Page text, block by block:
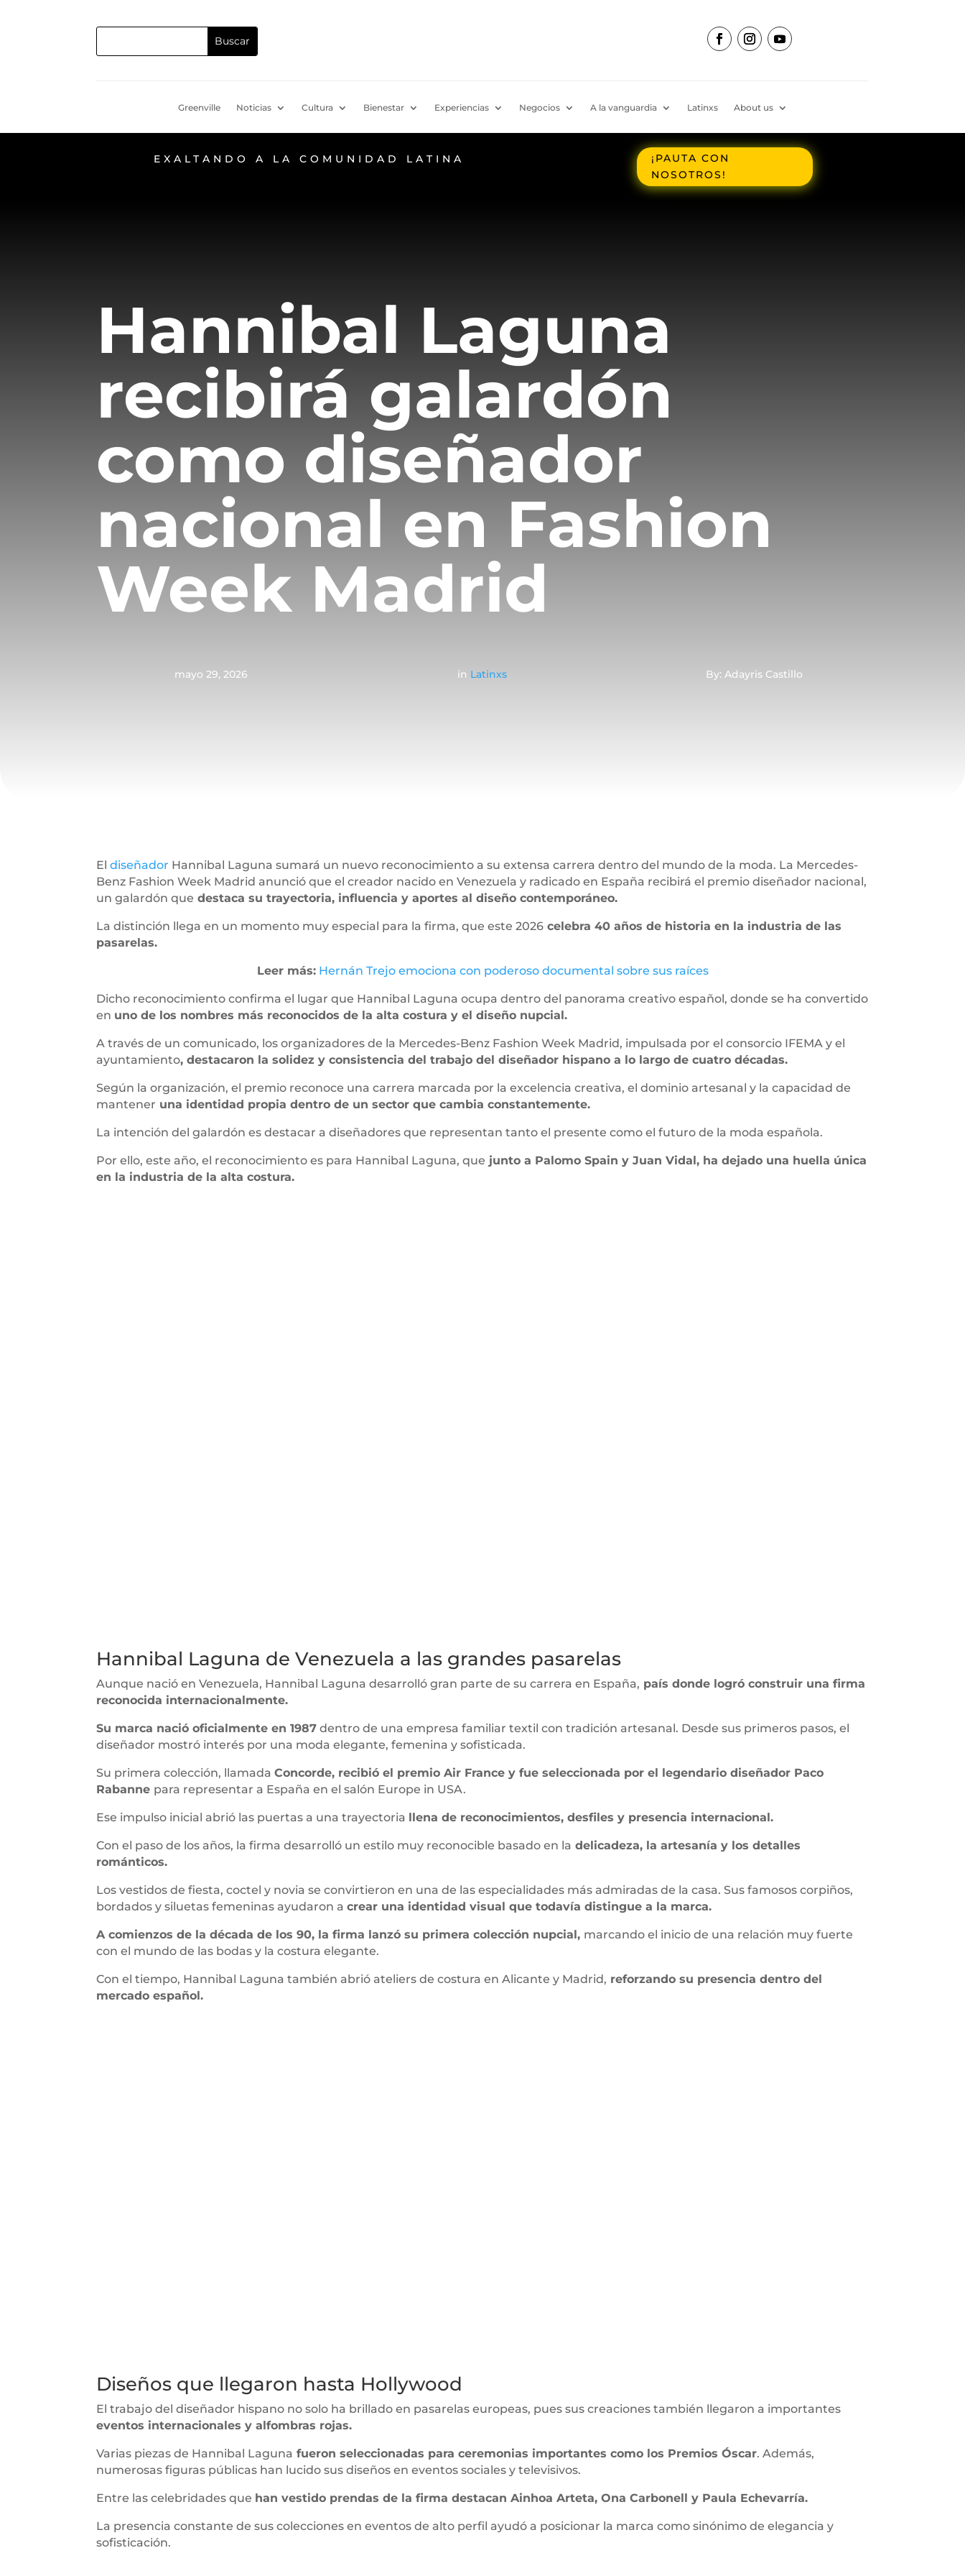
Greenville Noticias Cultura Bienestar Experiencias Negocios A la vanguardia Latinxs About us
EXALTANDO A LA COMUNIDAD LATINA
¡PAUTA CON
NOSOTROS!
Hannibal Laguna
recibirá galardón
como diseñador
nacional en Fashion
Week Madrid
mayo 29, 2026 in Latinxs By: Adayris Castillo
Eldiseñador Hannibal Laguna sumará un nuevo reconocimiento a su extensa carrera dentro del mundo de la moda. La Mercedes-
Benz Fashion Week Madrid anunció que el creador nacido en Venezuela y radicado en España recibirá el premio diseñador nacional,
un galardón que destaca su trayectoria, influencia y aportes al diseño contemporáneo.
La distinción llega en un momento muy especial para la firma, que este 2026 celebra 40 años de historia en la industria de las
pasarelas.
Leer más: Hernán Trejo emociona con poderoso documental sobre sus raíces
Dicho reconocimiento confirma el lugar que Hannibal Laguna ocupa dentro del panorama creativo español, donde se ha convertido
en uno de los nombres más reconocidos de la alta costura y el diseño nupcial.
A través de un comunicado, los organizadores de la Mercedes-Benz Fashion Week Madrid, impulsada por el consorcio IFEMA y el
ayuntamiento, destacaron la solidez y consistencia del trabajo del diseñador hispano a lo largo de cuatro décadas.
Según la organización, el premio reconoce una carrera marcada por la excelencia creativa, el dominio artesanal y la capacidad de
mantener una identidad propia dentro de un sector que cambia constantemente.
La intención del galardón es destacar a diseñadores que representan tanto el presente como el futuro de la moda española.
Por ello, este año, el reconocimiento es para Hannibal Laguna, que junto a Palomo Spain y Juan Vidal, ha dejado una huella única
en la industria de la alta costura.
Hannibal Laguna de Venezuela a las grandes pasarelas
Aunque nació en Venezuela, Hannibal Laguna desarrolló gran parte de su carrera en España, país donde logró construir una firma
reconocida internacionalmente.
Su marca nació oficialmente en 1987 dentro de una empresa familiar textil con tradición artesanal. Desde sus primeros pasos, el
diseñador mostró interés por una moda elegante, femenina y sofisticada.
Su primera colección, llamadaConcorde, recibió el premio Air France y fue seleccionada por el legendario diseñador Paco
Rabanne para representar a España en el salón Europe in USA.
Ese impulso inicial abrió las puertas a una trayectoria llena de reconocimientos, desfiles y presencia internacional.
Con el paso de los años, la firma desarrolló un estilo muy reconocible basado en la delicadeza, la artesanía y los detalles
románticos.
Los vestidos de fiesta, coctel y novia se convirtieron en una de las especialidades más admiradas de la casa. Sus famosos corpiños,
bordados y siluetas femeninas ayudaron acrear una identidad visual que todavía distingue a la marca.
A comienzos de la década de los 90, la firma lanzó su primera colección nupcial, marcando el inicio de una relación muy fuerte
con el mundo de las bodas y la costura elegante.
Con el tiempo, Hannibal Laguna también abrió ateliers de costura en Alicante y Madrid, reforzando su presencia dentro del
mercado español.
Diseños que llegaron hasta Hollywood
El trabajo del diseñador hispano no solo ha brillado en pasarelas europeas, pues sus creaciones también llegaron a importantes
eventos internacionales y alfombras rojas.
Varias piezas de Hannibal Laguna fueron seleccionadas para ceremonias importantes como los Premios Óscar. Además,
numerosas figuras públicas han lucido sus diseños en eventos sociales y televisivos.
Entre las celebridades que han vestido prendas de la firma destacan Ainhoa Arteta, Ona Carbonell y Paula Echevarría.
La presencia constante de sus colecciones en eventos de alto perfil ayudó a posicionar la marca como sinónimo de elegancia y
sofisticación.